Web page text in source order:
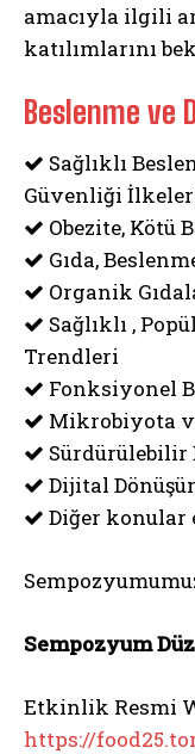
amacıyla ilgili
katılımlarını
Beslenme
Sağlıklı
Güvenliği
Obezite, Kötü
Gıda,
Organik
Sağlıklı ,
Trendleri
Fonksiyonel
Mikrobiyota
Sürdürülebilir
Dijital
Diğer konular
Sempozyum
Etkinlik Resmi
https://